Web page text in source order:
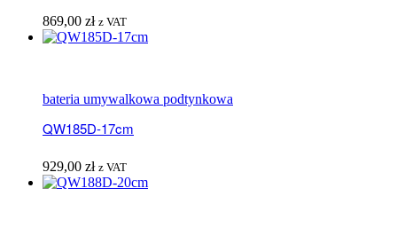
869,00 zł z VAT
bateria umywalkowa podtynkowa
QW185D-17cm
929,00 zł z VAT